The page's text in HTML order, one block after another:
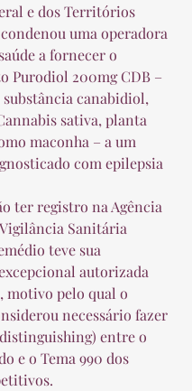
e dos Territórios
uma operadora
a fornecer o
Purodiol 200mg CDB –
substância canabidiol,
sativa, planta
maconha – a um
com epilepsia
ter registro na Agência
Sanitária
teve sua
autorizada
motivo pelo qual o
necessário fazer
entre o
e o Tema 990 dos